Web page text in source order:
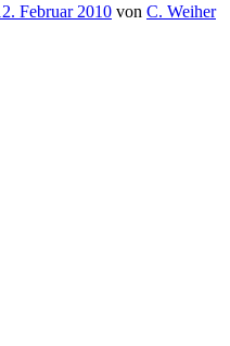
Februar 2010 von C. Weiher